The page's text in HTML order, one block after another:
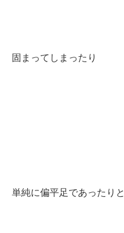
固まってしまったり
単純に偏平足であったりと